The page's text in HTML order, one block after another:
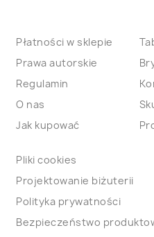
Płatności w sklepie
Prawa autorskie
Regulamin
O nas
Jak kupować
Pliki cookies
Projektowanie biżuterii
Polityka prywatności
Bezpieczeństwo